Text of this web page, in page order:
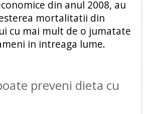
din anul 2008, au
mortalitatii din
cu mai mult de o jumatate
in intreaga lume.
preveni dieta cu